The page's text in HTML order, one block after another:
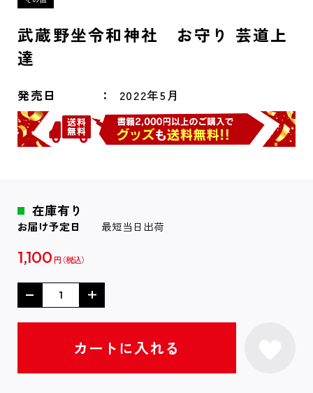
武蔵野坐令和神社 お守り 芸道上
達
発売日 2022年5月
在庫有り
お届け予定日 最短当日出荷
1,100 円